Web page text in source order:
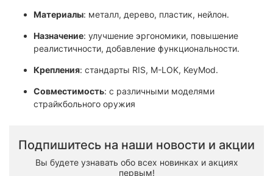
Материалы: металл, дерево, пластик, нейлон.​
Назначение: улучшение эргономики, повышение
реалистичности, добавление функциональности.​
Крепления: стандарты RIS, M-LOK, KeyMod.
Совместимость: с различными моделями
страйкбольного оружия
Подпишитесь на наши новости и акции
Вы будете узнавать обо всех новинках и акциях
первым!